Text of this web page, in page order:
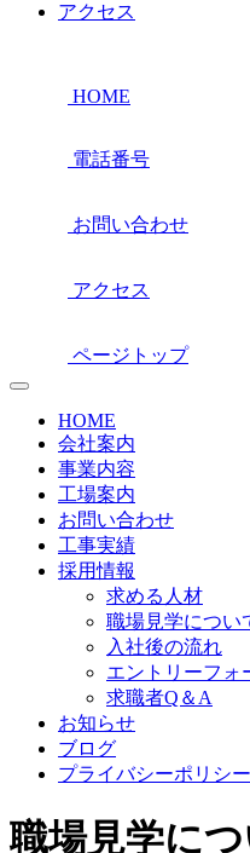
アクセス
HOME
電話番号
お問い合わせ
アクセス
ページトップ
HOME
会社案内
事業内容
工場案内
お問い合わせ
工事実績
採用情報
求める人材
職場見学につい
入社後の流れ
エントリーフォ
求職者Q＆A
お知らせ
ブログ
プライバシーポリシー
職場見学に